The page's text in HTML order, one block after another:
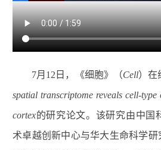
7月12日，《细胞》（Cell）在
spatial transcriptome reveals cell-
cortex的研究论文。该研究由中国
术卓越创新中心与华大生命科学